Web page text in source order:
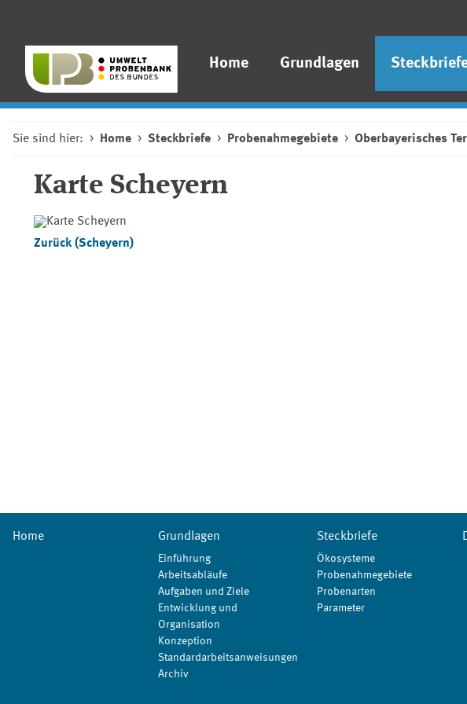
Home Grundlagen
Sie sind hier: Home Steckbriefe Probenahmegebiete Oberbayerisches
Karte Scheyern
Zurück (Scheyern)
Home Grundlagen
Einführung
Arbeitsabläufe
Aufgaben und Ziele
Entwicklung und
Organisation
Konzeption
Standardarbeitsanweisungen
Archiv
Steckbriefe
Ökosysteme
Probenahmegebiete
Probenarten
Parameter